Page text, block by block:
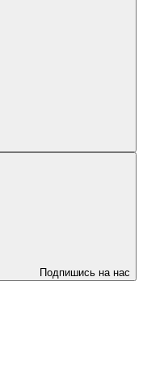
Подпишись на нас